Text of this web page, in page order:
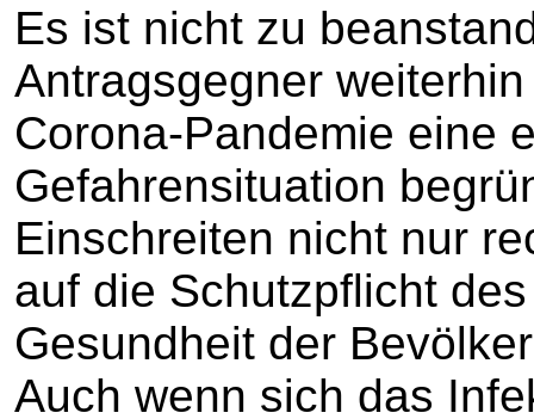
Es ist nicht zu
Antragsgegner
Corona-Pandemie eine
Gefahrensituation
Einschreiten nicht nur
auf die Schutzpflicht
Gesundheit der
Auch wenn sich das